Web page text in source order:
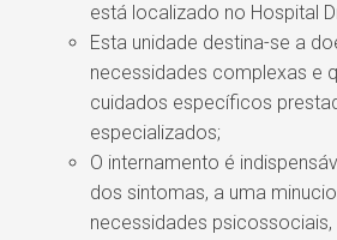
está localizado no Hospital
Esta unidade destina-se a
necessidades complexas e
cuidados específicos
especializados;
O internamento é
dos sintomas, a uma
necessidades